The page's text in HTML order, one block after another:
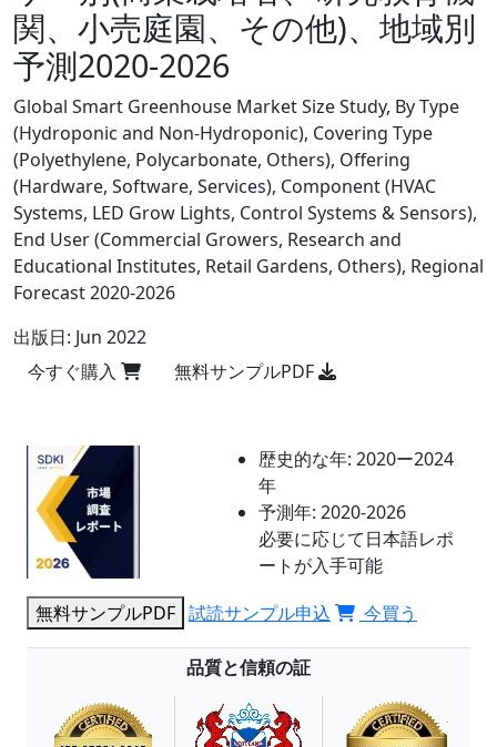
関、小売庭園、その他)、地域別
予測2020-2026
Global Smart Greenhouse Market Size Study, By Type
(Hydroponic and Non-Hydroponic), Covering Type
(Polyethylene, Polycarbonate, Others), Offering
(Hardware, Software, Services), Component (HVAC
Systems, LED Grow Lights, Control Systems & Sensors),
End User (Commercial Growers, Research and
Educational Institutes, Retail Gardens, Others), Regional
Forecast 2020-2026
出版日: Jun 2022
今すぐ購入
無料サンプルPDF
歴史的な年: 2020ー2024
年
予測年: 2020-2026
必要に応じて日本語レポ
ートが入手可能
無料サンプルPDF 試読サンプル申込 今買う
品質と信頼の証